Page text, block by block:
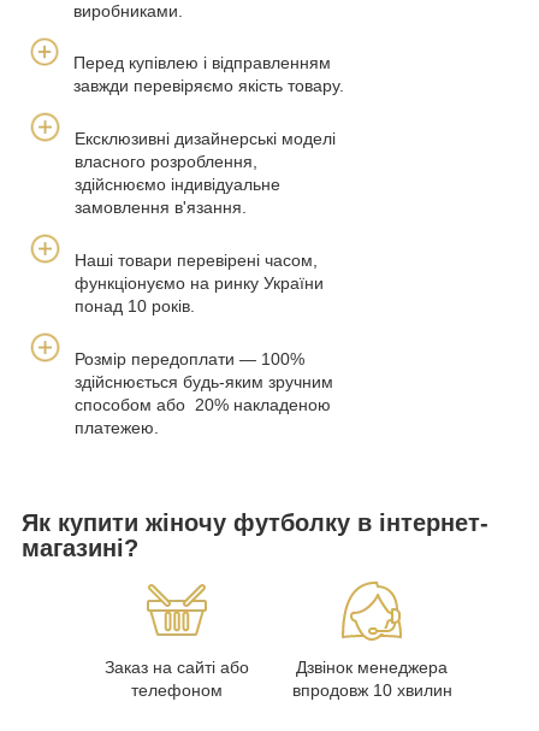
виробниками.
Перед купівлею і відправленням
завжди перевіряємо якість товару.
Ексклюзивні дизайнерські моделі
власного розроблення,
здійснюємо індивідуальне
замовлення в'язання.
Наші товари перевірені часом,
функціонуємо на ринку України
понад 10 років.
Розмір передоплати — 100%
здійснюється будь-яким зручним
способом або 20% накладеною
платежею.
Як купити жіночу футболку в інтернет-
магазині?
Заказ на сайті або
телефоном
Дзвінок менеджера
впродовж 10 хвилин